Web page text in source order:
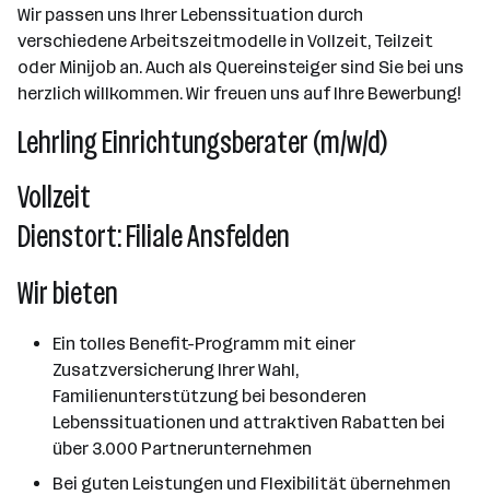
Wir passen uns Ihrer Lebenssituation durch
verschiedene Arbeitszeitmodelle in Vollzeit, Teilzeit
oder Minijob an. Auch als Quereinsteiger sind Sie bei uns
herzlich willkommen. Wir freuen uns auf Ihre Bewerbung!
Lehrling Einrichtungsberater (m/w/d)
Vollzeit
Dienstort: Filiale Ansfelden
Wir bieten
Ein tolles Benefit-Programm mit einer
Zusatzversicherung Ihrer Wahl,
Familienunterstützung bei besonderen
Lebenssituationen und attraktiven Rabatten bei
über 3.000 Partnerunternehmen
Bei guten Leistungen und Flexibilität übernehmen